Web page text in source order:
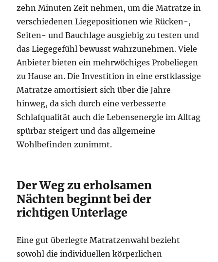
zehn Minuten Zeit nehmen, um die Matratze in
verschiedenen Liegepositionen wie Rücken-,
Seiten- und Bauchlage ausgiebig zu testen und
das Liegegefühl bewusst wahrzunehmen. Viele
Anbieter bieten ein mehrwöchiges Probeliegen
zu Hause an. Die Investition in eine erstklassige
Matratze amortisiert sich über die Jahre
hinweg, da sich durch eine verbesserte
Schlafqualität auch die Lebensenergie im Alltag
spürbar steigert und das allgemeine
Wohlbefinden zunimmt.
Der Weg zu erholsamen
Nächten beginnt bei der
richtigen Unterlage
Eine gut überlegte Matratzenwahl bezieht
sowohl die individuellen körperlichen